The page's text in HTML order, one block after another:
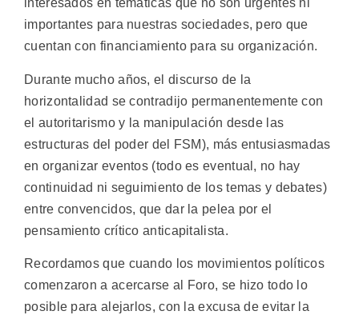
interesados en temáticas que no son urgentes ni
importantes para nuestras sociedades, pero que
cuentan con financiamiento para su organización.
Durante mucho años, el discurso de la
horizontalidad se contradijo permanentemente con
el autoritarismo y la manipulación desde las
estructuras del poder del FSM), más entusiasmadas
en organizar eventos (todo es eventual, no hay
continuidad ni seguimiento de los temas y debates)
entre convencidos, que dar la pelea por el
pensamiento crítico anticapitalista.
Recordamos que cuando los movimientos políticos
comenzaron a acercarse al Foro, se hizo todo lo
posible para alejarlos, con la excusa de evitar la